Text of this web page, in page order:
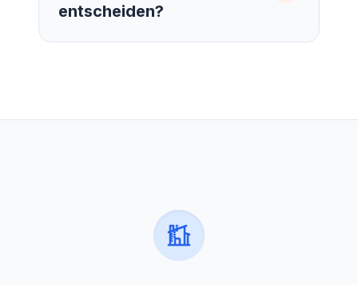
entscheiden?